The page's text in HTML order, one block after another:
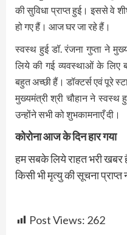
की सुविधा प्राप्त हुई। इससे वे
हो गए हैं। आज घर जा रहे हैं।
स्वस्थ हुई डॉ. रंजना गुप्ता ने
लिये की गई व्यवस्थाओं के लिए
बहुत अच्छी हैं। डॉक्टर्स एवं पूरे
मुख्यमंत्री श्री चौहान ने स्वस्थ
उन्होंने सभी को शुभकामनाएँ दी।
कोरोना आज के दिन हार गया
हम सबके लिये राहत भरी
किसी भी मृत्यु की सूचना प्राप्त
Post Views: 262